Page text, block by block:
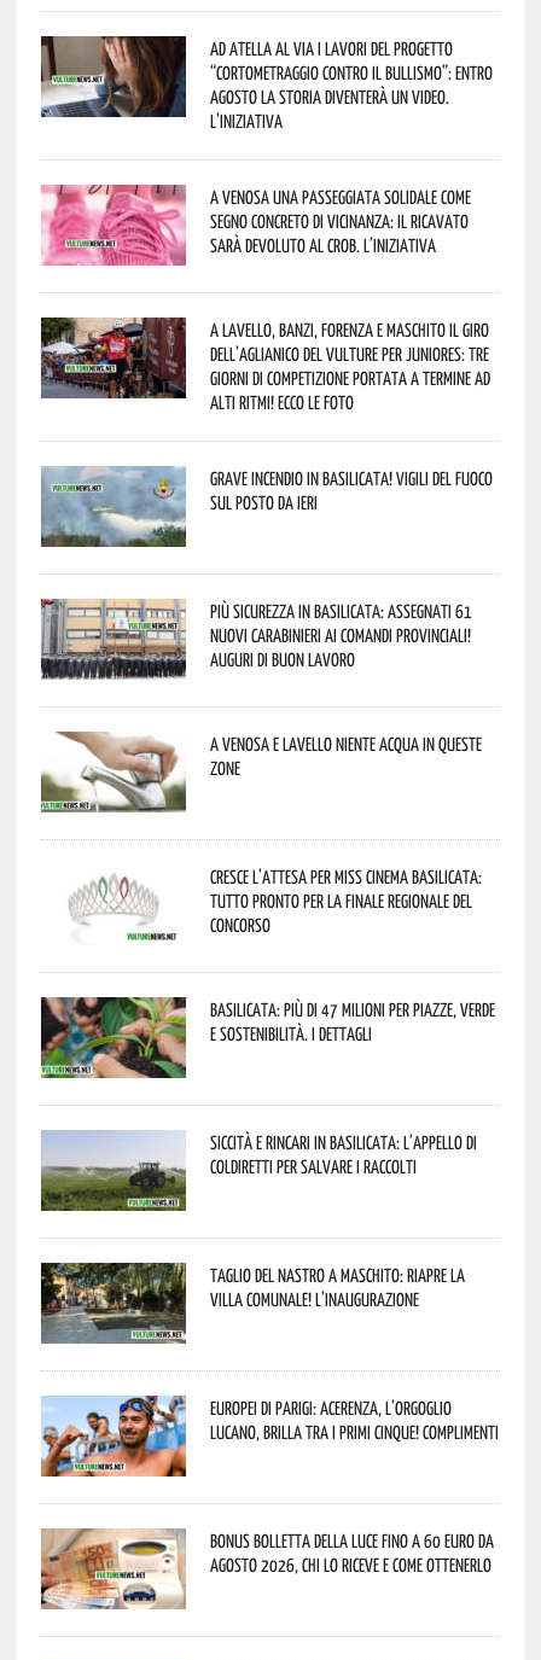
Ad Atella al via i lavori del progetto
“Cortometraggio contro il bullismo”: entro
agosto la storia diventerà un video.
L’iniziativa
A Venosa una passeggiata solidale come
segno concreto di vicinanza: il ricavato
sarà devoluto al CROB. L’iniziativa
A Lavello, Banzi, Forenza e Maschito il Giro
dell’Aglianico del Vulture per juniores: tre
giorni di competizione portata a termine ad
alti ritmi! Ecco le foto
Grave incendio in Basilicata! Vigili del fuoco
sul posto da ieri
Più sicurezza in Basilicata: assegnati 61
nuovi Carabinieri ai Comandi provinciali!
Auguri di buon lavoro
A Venosa e Lavello niente acqua in queste
zone
Cresce l’attesa per Miss Cinema Basilicata:
tutto pronto per la finale regionale del
concorso
Basilicata: più di 47 milioni per piazze, verde
e sostenibilità. I dettagli
Siccità e rincari in Basilicata: l’appello di
Coldiretti per salvare i raccolti
Taglio del nastro a Maschito: riapre la
Villa Comunale! L’inaugurazione
Europei di Parigi: Acerenza, l’orgoglio
lucano, brilla tra i primi cinque! Complimenti
Bonus bolletta della luce fino a 60 euro da
agosto 2026, chi lo riceve e come ottenerlo